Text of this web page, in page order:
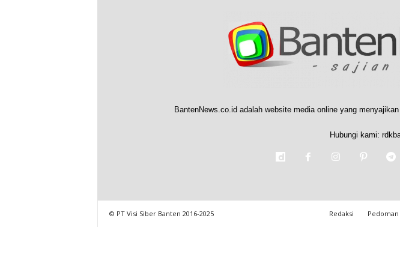
BantenNews.co.id adalah website media online yang
Hubungi kami:
Redaksi
© PT Visi Siber Banten 2016-2025